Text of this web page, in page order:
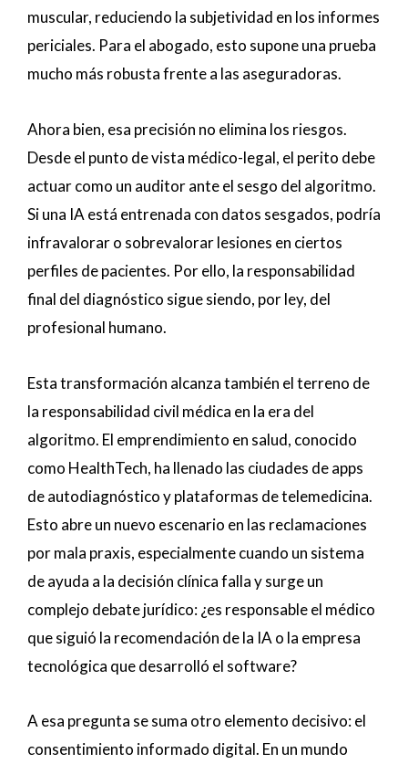
muscular, reduciendo la subjetividad en los informes
periciales. Para el abogado, esto supone una prueba
mucho más robusta frente a las aseguradoras.
Ahora bien, esa precisión no elimina los riesgos.
Desde el punto de vista médico-legal, el perito debe
actuar como un auditor ante el sesgo del algoritmo.
Si una IA está entrenada con datos sesgados, podría
infravalorar o sobrevalorar lesiones en ciertos
perfiles de pacientes. Por ello, la responsabilidad
final del diagnóstico sigue siendo, por ley, del
profesional humano.
Esta transformación alcanza también el terreno de
la responsabilidad civil médica en la era del
algoritmo. El emprendimiento en salud, conocido
como HealthTech, ha llenado las ciudades de apps
de autodiagnóstico y plataformas de telemedicina.
Esto abre un nuevo escenario en las reclamaciones
por mala praxis, especialmente cuando un sistema
de ayuda a la decisión clínica falla y surge un
complejo debate jurídico: ¿es responsable el médico
que siguió la recomendación de la IA o la empresa
tecnológica que desarrolló el software?
A esa pregunta se suma otro elemento decisivo: el
consentimiento informado digital. En un mundo